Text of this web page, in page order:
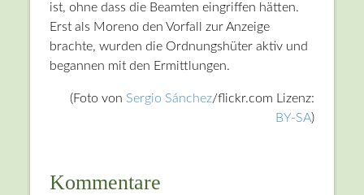
ist, ohne dass die Beamten eingriffen hätten.
Erst als Moreno den Vorfall zur Anzeige
brachte, wurden die Ordnungshüter aktiv und
begannen mit den Ermittlungen.
(Foto von Sergio Sánchez/flickr.com Lizenz:
BY-SA)
Kommentare